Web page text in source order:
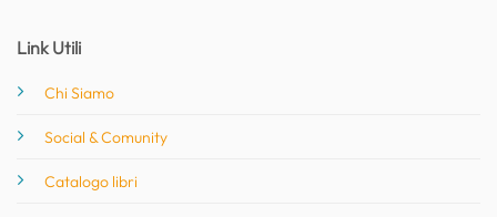
Link Utili
Chi Siamo
Social & Comunity
Catalogo libri